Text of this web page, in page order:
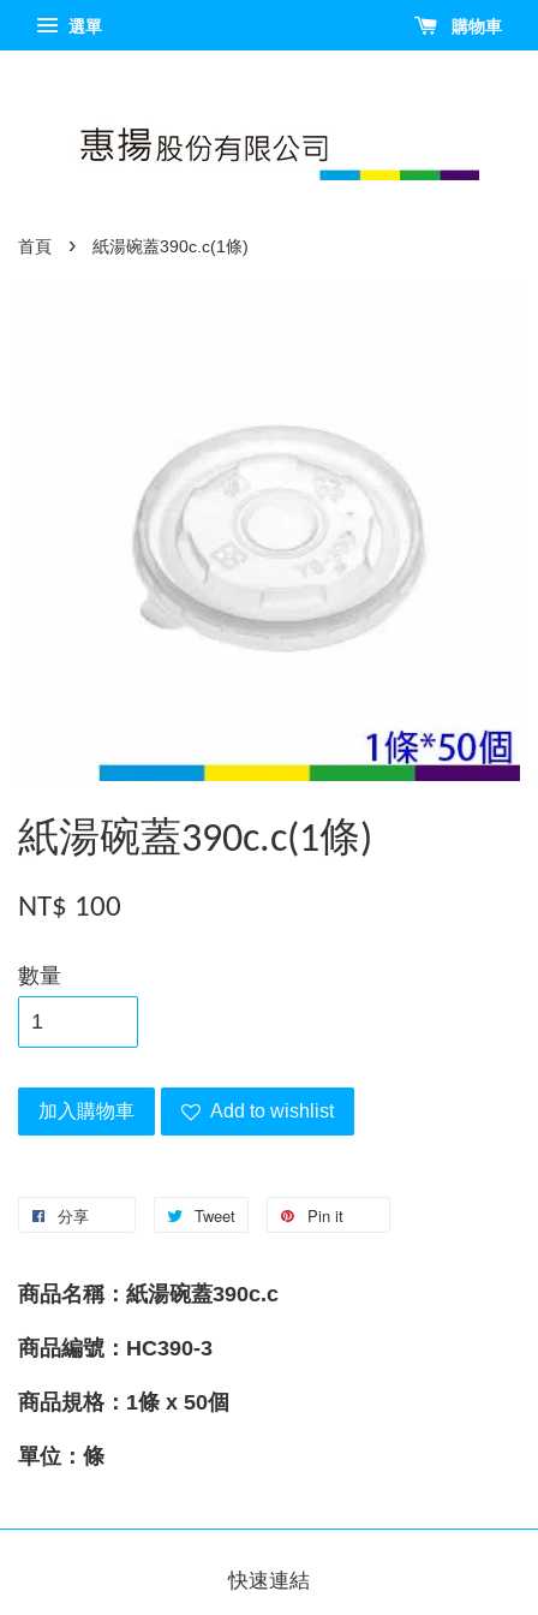
選單 購物車
首頁 › 紙湯碗蓋390c.c(1條)
紙湯碗蓋390c.c(1條)
NT$ 100
數量
加入購物車 Add to wishlist
分享 Tweet Pin it
商品名稱：紙湯碗蓋390c.c
商品編號：HC390-3
商品規格：1條 x 50個
單位：條
快速連結